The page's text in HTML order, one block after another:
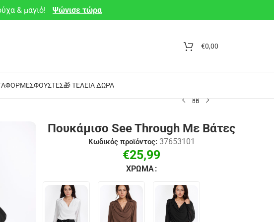
& μαγιό! Ψώνισε τώρα
€0,00
ΦΌΡΜΕΣΦΟΎΣΤΕΣ🎁 ΤΈΛΕΙΑ ΔΏΡΑ
Πουκάμισο See Through Με Βάτες
Κωδικός προϊόντος: 37653101
€25,99
ΧΡΏΜΑ